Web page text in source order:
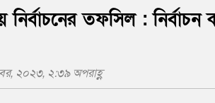
নির্বাচনের তফসিল : নির্বাচন
২০২৩, ২:৩৯ অপরাহ্ণ